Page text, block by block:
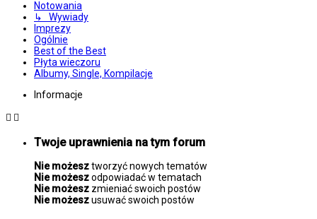
Notowania
↳ Wywiady
Imprezy
Ogólnie
Best of the Best
Płyta wieczoru
Albumy, Single, Kompilacje
Informacje
Twoje uprawnienia na tym forum
Nie możesztworzyć nowych tematów
Nie możeszodpowiadać w tematach
Nie możesz zmieniać swoich postów
Nie możeszusuwać swoich postów